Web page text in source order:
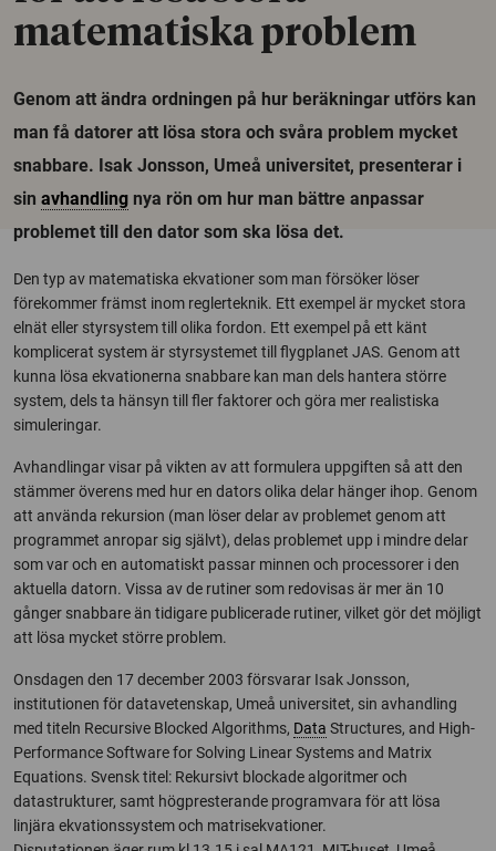
matematiska problem
Genom att ändra ordningen på hur beräkningar utförs kan
man få datorer att lösa stora och svåra problem mycket
snabbare. Isak Jonsson, Umeå universitet, presenterar i
sin avhandling nya rön om hur man bättre anpassar
problemet till den dator som ska lösa det.
Den typ av matematiska ekvationer som man försöker löser
förekommer främst inom reglerteknik. Ett exempel är mycket stora
elnät eller styrsystem till olika fordon. Ett exempel på ett känt
komplicerat system är styrsystemet till flygplanet JAS. Genom att
kunna lösa ekvationerna snabbare kan man dels hantera större
system, dels ta hänsyn till fler faktorer och göra mer realistiska
simuleringar.
Avhandlingar visar på vikten av att formulera uppgiften så att den
stämmer överens med hur en dators olika delar hänger ihop. Genom
att använda rekursion (man löser delar av problemet genom att
programmet anropar sig självt), delas problemet upp i mindre delar
som var och en automatiskt passar minnen och processorer i den
aktuella datorn. Vissa av de rutiner som redovisas är mer än 10
gånger snabbare än tidigare publicerade rutiner, vilket gör det möjligt
att lösa mycket större problem.
Onsdagen den 17 december 2003 försvarar Isak Jonsson,
institutionen för datavetenskap, Umeå universitet, sin avhandling
med titeln Recursive Blocked Algorithms, Data Structures, and High-
Performance Software for Solving Linear Systems and Matrix
Equations. Svensk titel: Rekursivt blockade algoritmer och
datastrukturer, samt högpresterande programvara för att lösa
linjära ekvationssystem och matrisekvationer.